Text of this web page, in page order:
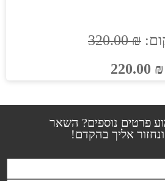
320.00₪
220.00 ₪
פרטים נוספים? השאר
אליך בהקדם!